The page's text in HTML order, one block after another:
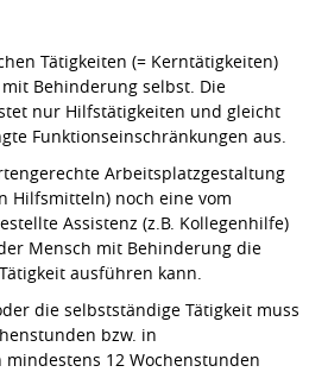
Tätigkeiten (= Kerntätigkeiten)
Behinderung selbst. Die
nur Hilfstätigkeiten und gleicht
Funktionseinschränkungen aus.
Arbeitsplatzgestaltung
Hilfsmitteln) noch eine vom
Assistenz (z.B. Kollegenhilfe)
Mensch mit Behinderung die
ausführen kann.
die selbstständige Tätigkeit muss
bzw. in
12 Wochenstunden